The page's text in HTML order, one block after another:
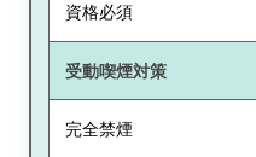
資格必須
受動喫煙対策
完全禁煙